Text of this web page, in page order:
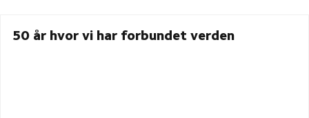
50 år hvor vi har forbundet verden